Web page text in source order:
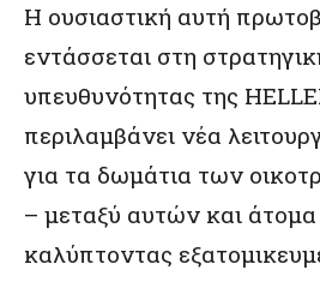
Η ουσιαστική αυτή
εντάσσεται στη
υπευθυνότητας της
περιλαμβάνει νέα
για τα δωμάτια των
– μεταξύ αυτών και
καλύπτοντας